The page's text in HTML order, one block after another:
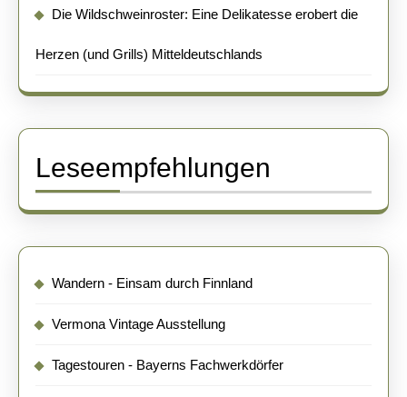
Die Wildschweinroster: Eine Delikatesse erobert die
Herzen (und Grills) Mitteldeutschlands
Leseempfehlungen
Wandern - Einsam durch Finnland
Vermona Vintage Ausstellung
Tagestouren - Bayerns Fachwerkdörfer